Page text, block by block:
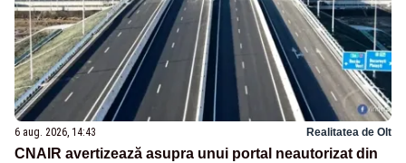
6 aug. 2026, 14:43 Realitatea de Olt
CNAIR avertizează asupra unui portal neautorizat din